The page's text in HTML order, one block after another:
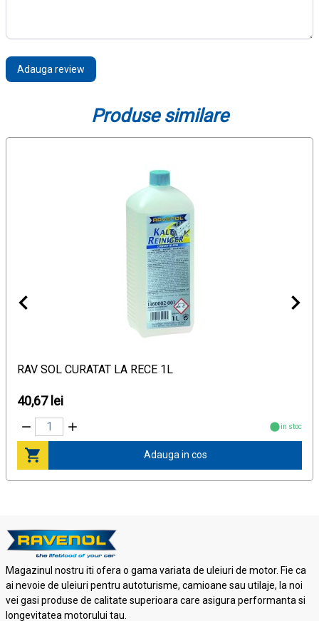
Adauga review
Produse similare
RAV SOL CURATAT LA RECE 1L
40,67 lei
in stoc
Adauga in cos
Magazinul nostru iti ofera o gama variata de uleiuri de motor. Fie ca
ai nevoie de uleiuri pentru autoturisme, camioane sau utilaje, la noi
vei gasi produse de calitate superioara care asigura performanta si
longevitatea motorului tau.